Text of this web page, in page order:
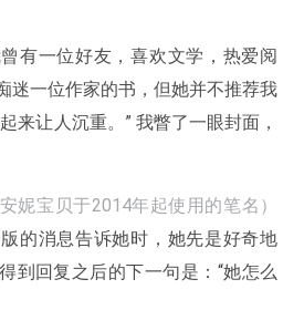
有一位好友，喜欢文学，热爱阅
迷一位作家的书，但她并不推荐我
来让人沉重。” 我瞥了一眼封面，
安妮宝贝于2014年起使用的笔名）
的消息告诉她时，她先是好奇地
到回复之后的下一句是：“她怎么